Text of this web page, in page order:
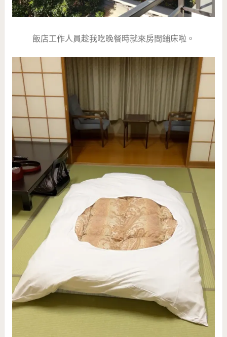
飯店工作人員趁我吃晚餐時就來房間鋪床啦。